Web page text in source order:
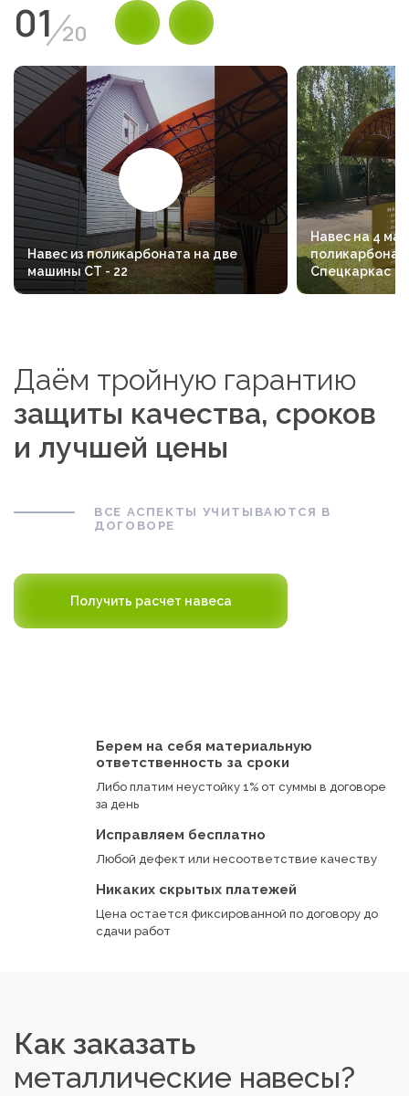
01 20
Навес из поликарбоната на две
машины СТ - 22
Навес на 4
Спецкаркас
Даём тройную гарантию
защиты качества, сроков
и лучшей цены
ВСЕ АСПЕКТЫ УЧИТЫВАЮТСЯ В
ДОГОВОРЕ
Получить расчет навеса
Берем на себя материальную
ответственность за сроки
Либо платим неустойку 1% от суммы в договоре
за день
Исправляем бесплатно
Любой дефект или несоответствие качеству
Никаких скрытых платежей
Цена остается фиксированной по договору до
сдачи работ
Как заказать
металлические навесы?